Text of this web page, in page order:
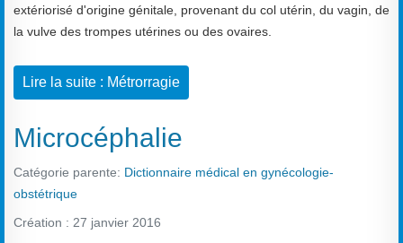
extériorisé d'origine génitale, provenant du col utérin, du vagin, de
la vulve des trompes utérines ou des ovaires.
Lire la suite : Métrorragie
Microcéphalie
Catégorie parente: Dictionnaire médical en gynécologie-
obstétrique
Création : 27 janvier 2016